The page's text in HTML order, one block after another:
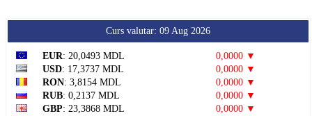
Curs valutar: 09 Aug 2026
EUR: 20,0493 MDL
0,0000 ▼
USD: 17,3737 MDL
0,0000 ▼
RON: 3,8154 MDL
0,0000 ▼
RUB: 0,2137 MDL
0,0000 ▼
GBP: 23,3868 MDL
0,0000 ▼